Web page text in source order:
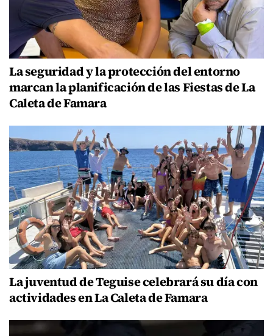
La seguridad y la protección del entorno
marcan la planificación de las Fiestas de La
Caleta de Famara
La juventud de Teguise celebrará su día con
actividades en La Caleta de Famara